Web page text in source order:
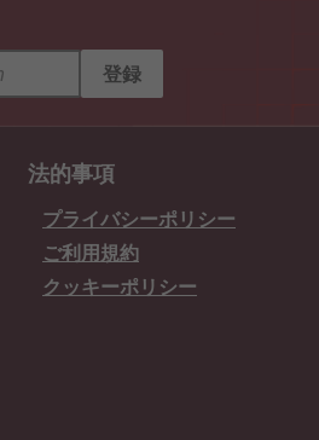
登録
法的事項
プライバシーポリシー
ご利用規約
クッキーポリシー